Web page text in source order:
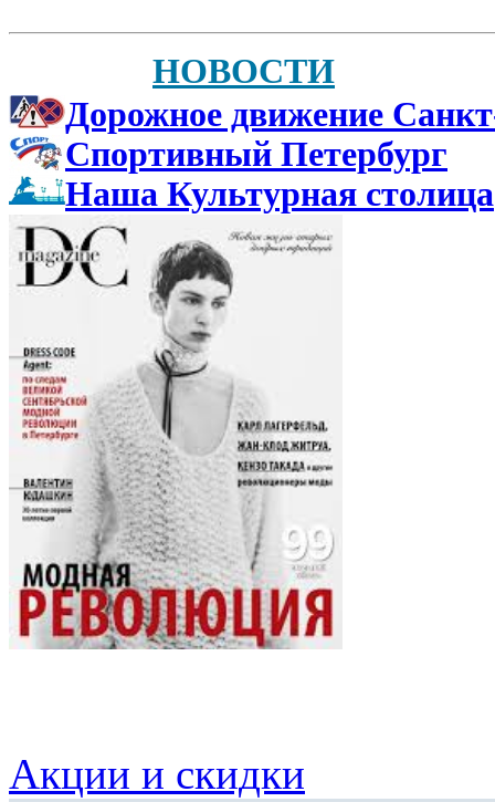
НОВОСТИ
Дорожное движение
Спортивный Петербург
Наша Культурная столица
Акции и скидки